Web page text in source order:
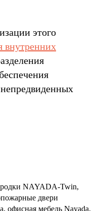
этого
внутренних
NAYADA-Twin,
двери
офисная мебель Nayada.